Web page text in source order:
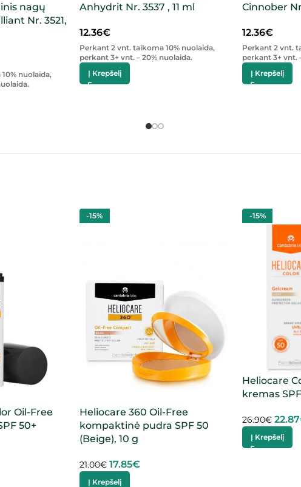
nagų
Nr. 3521,
nuolaida,
Anhydrit Nr. 3537 , 11 ml
12.36€
Perkant 2 vnt. taikoma 10% nuolaida,
perkant 3+ vnt. – 20% nuolaida.
Į Krepšelį
Cinnober
12.36€
Perkant 2 vnt.
perkant 3+ vnt.
Į Krepšelį
Oil-Free
50+
-15%
Heliocare 360 Oil-Free
kompaktinė pudra SPF 50
(Beige), 10 g
21.00€ 17.85€
Į Krepšelį
-15%
Heliocare
kremas
26.90€ 22.87
Į Krepšelį